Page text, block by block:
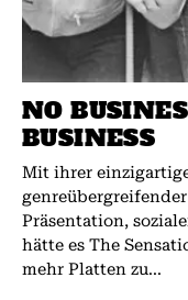
NO
BUSINESS
Mit ihrer
Präsentation,
hätte es The
mehr Platten zu...